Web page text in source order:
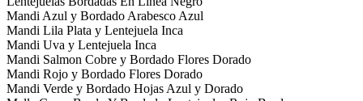
Mandi Azul y Bordado Arabesco Azul
Mandi Lila Plata y Lentejuela Inca
Mandi Uva y Lentejuela Inca
Mandi Salmon Cobre y Bordado Flores Dorado
Mandi Rojo y Bordado Flores Dorado
Mandi Verde y Bordado Hojas Azul y Dorado